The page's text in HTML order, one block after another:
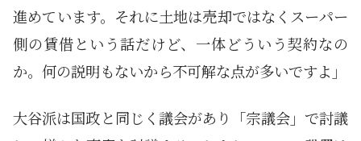
進めています。それに土地は売却ではなくスーパー
側の賃借という話だけど、一体どういう契約なの
か。何の説明もないから不可解な点が多いですよ」
大谷派は国政と同じく議会があり「宗議会」で討議